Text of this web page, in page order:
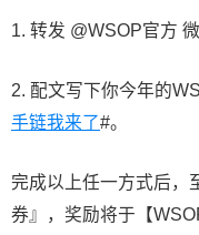
1. 转发 @WSOP官方
2. 配文写下你今年的
手链我来了#。
完成以上任一方式后，
券』，奖励将于【